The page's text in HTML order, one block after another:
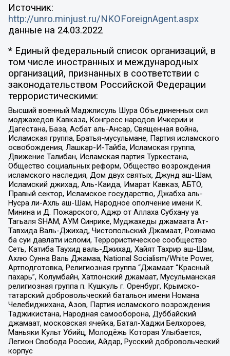
Источник:
http://unro.minjust.ru/NKOForeignAgent.aspx
данные на 24.03.2022
* Единый федеральный список организаций, в
том числе иностранных и международных
организаций, признанных в соответствии с
законодательством Российской Федерации
террористическими:
Высший военный Маджлисуль Шура Объединенных сил
моджахедов Кавказа, Конгресс народов Ичкерии и
Дагестана, База, Асбат аль-Ансар, Священная война,
Исламская группа, Братья-мусульмане, Партия исламского
освобождения, Лашкар-И-Тайба, Исламская группа,
Движение Талибан, Исламская партия Туркестана,
Общество социальных реформ, Общество возрождения
исламского наследия, Дом двух святых, Джунд аш-Шам,
Исламский джихад, Аль-Каида, Имарат Кавказ, АБТО,
Правый сектор, Исламское государство, Джабха аль-
Нусра ли-Ахль аш-Шам, Народное ополчение имени К.
Минина и Д. Пожарского, Аджр от Аллаха Субхану уа
Тагьаля SHAM, АУМ Синрике, Муджахеды джамаата Ат-
Тавхида Валь-Джихад, Чистопольский Джамаат, Рохнамо
ба суи давлати исломи, Террористическое сообщество
Сеть, Катиба Таухид валь-Джихад, Хайят Тахрир аш-Шам,
Ахлю Сунна Валь Джамаа, National Socialism/White Power,
Артподготовка, Религиозная группа “Джамаат “Красный
пахарь”, Колумбайн, Хатлонский джамаат, Мусульманская
религиозная группа п. Кушкуль г. Оренбург, Крымско-
татарский добровольческий батальон имени Номана
Челебиджихана, Азов, Партия исламского возрождения
Таджикистана, Народная самооборона, Дуббайский
джамаат, московская ячейка, Батал-Хаджи Белхороев,
Маньяки Культ Убийц, Молодёжь Которая Улыбается,
Легион Свобода России, Айдар, Русский добровольческий
корпус